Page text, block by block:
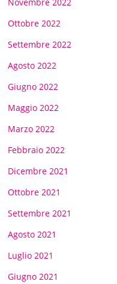
Ottobre 2022
Settembre 2022
Agosto 2022
Giugno 2022
Maggio 2022
Marzo 2022
Febbraio 2022
Dicembre 2021
Ottobre 2021
Settembre 2021
Agosto 2021
Luglio 2021
Giugno 2021